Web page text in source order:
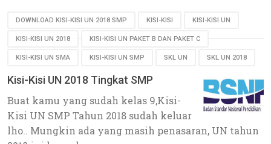
DOWNLOAD KISI-KISI UN 2018 SMP KISI-KISI KISI-KISI UN
KISI-KISI UN 2018 KISI-KISI UN PAKET B DAN PAKET C
KISI-KISI UN SMA KISI-KISI UN SMP SKL UN SKL UN 2018
Kisi-Kisi UN 2018 Tingkat SMP
Buat kamu yang sudah kelas 9,Kisi-
Kisi UN SMP Tahun 2018 sudah keluar
lho.. Mungkin ada yang masih penasaran, UN tahun